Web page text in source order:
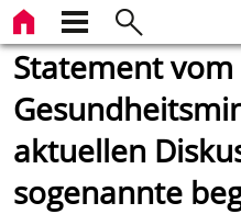
Statement
aktuellen
sogenannte